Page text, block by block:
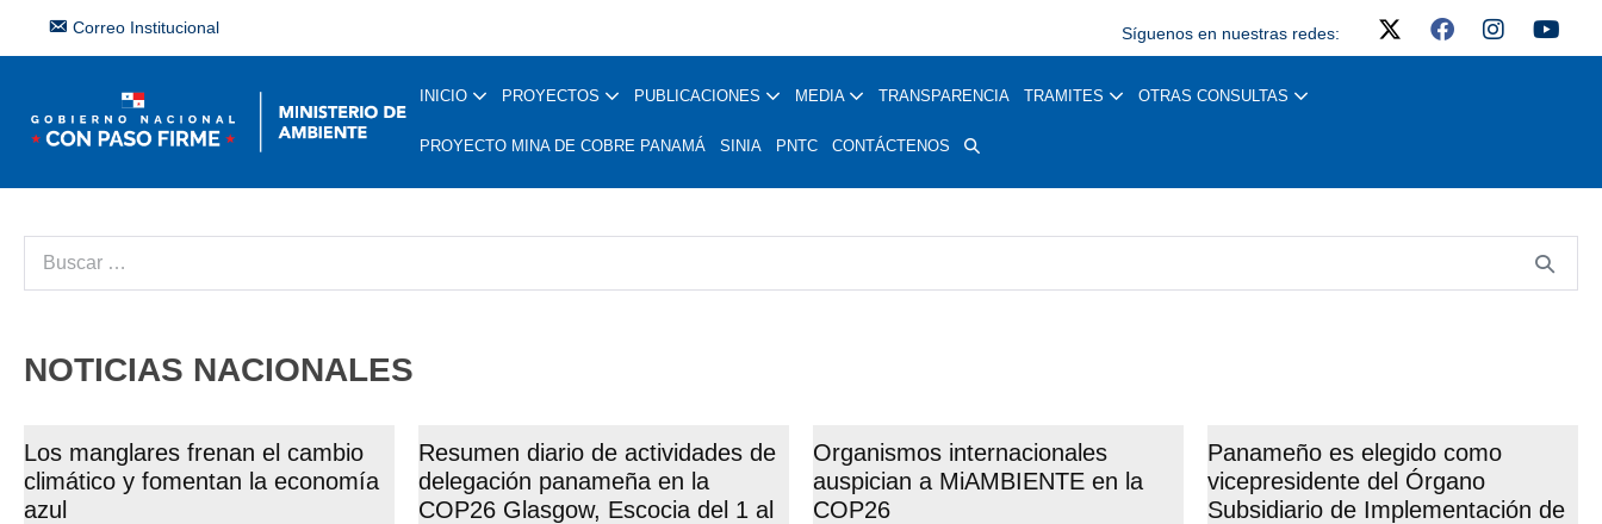
Correo Institucional Síguenos en nuestras redes:
INICIO PROYECTOS PUBLICACIONES MEDIA TRANSPARENCIA TRAMITES OTRAS CONSULTAS
PROYECTO MINA DE COBRE PANAMÁ SINIA PNTC CONTÁCTENOS
NOTICIAS NACIONALES
Los manglares frenan el cambio
climático y fomentan la economía
azul
Resumen diario de actividades de
delegación panameña en la
COP26 Glasgow, Escocia del 1 al
Organismos internacionales
auspician a MiAMBIENTE en la
COP26
Panameño es elegido como
vicepresidente del Órgano
Subsidiario de Implementación de